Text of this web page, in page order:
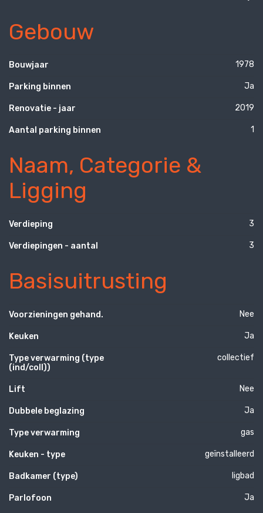
Gebouw
Bouwjaar 1978
Parking binnen Ja
Renovatie - jaar 2019
Aantal parking binnen 1
Naam, Categorie &
Ligging
Verdieping 3
Verdiepingen - aantal 3
Basisuitrusting
Voorzieningen gehand. Nee
Keuken Ja
Type verwarming (type
(ind/coll))
collectief
Lift Nee
Dubbele beglazing Ja
Type verwarming gas
Keuken - type geïnstalleerd
Badkamer (type) ligbad
Parlofoon Ja